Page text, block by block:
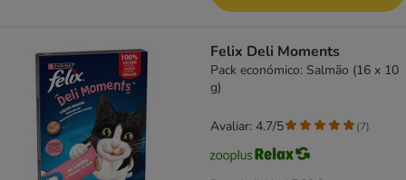
Felix Deli Moments
Pack económico: Salmão (16 x 10
g)
Avaliar: 4.7/5 (7)